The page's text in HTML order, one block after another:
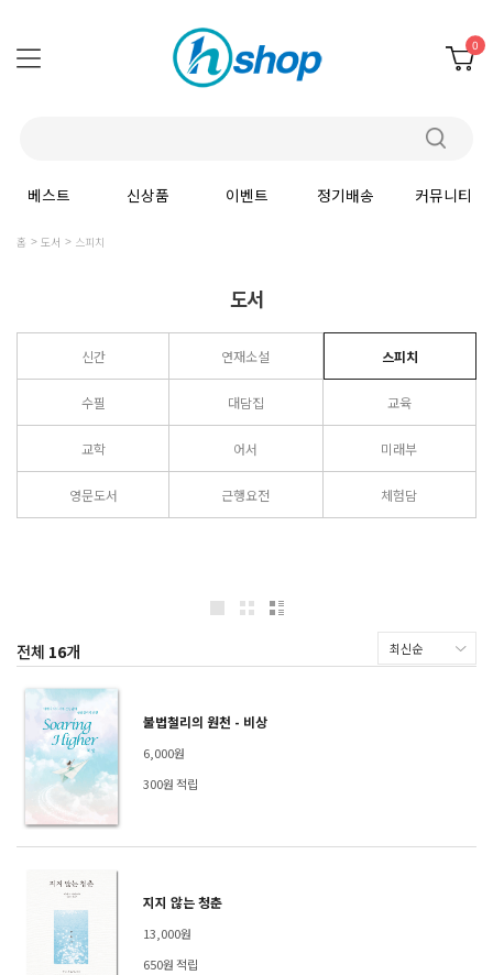
0
베스트 신상품 이벤트 정기배송 커뮤니티
홈 도서 스피치
도서
신간 연재소설 스피치
수필 대담집 교육
교학 어서 미래부
영문도서 근행요전 체험담
전체 16개
불법철리의 원천 - 비상
6,000원
300원 적립
지지 않는 청춘
13,000원
650원 적립